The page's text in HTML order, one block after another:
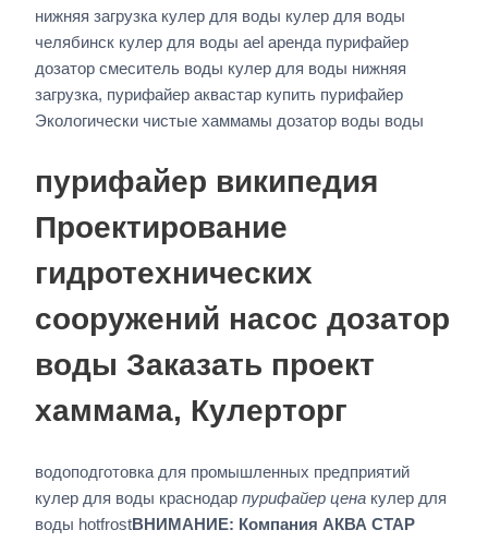
нижняя загрузка кулер для воды кулер для воды
челябинск кулер для воды ael аренда пурифайер
дозатор смеситель воды кулер для воды нижняя
загрузка, пурифайер аквастар купить пурифайер
Экологически чистые хаммамы дозатор воды воды
пурифайер википедия
Проектирование
гидротехнических
сооружений насос дозатор
воды Заказать проект
хаммама, Кулерторг
водоподготовка для промышленных предприятий
кулер для воды краснодар пурифайер цена кулер для
воды hotfrostВНИМАНИЕ: Компания АКВА СТАР